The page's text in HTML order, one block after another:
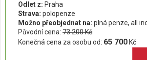
Odlet z: Praha
Strava: polopenze
Možno přeobjednat na: plná penze, all
Původní cena: 73 200 Kč
Konečná cena za osobu od: 65 700 Kč